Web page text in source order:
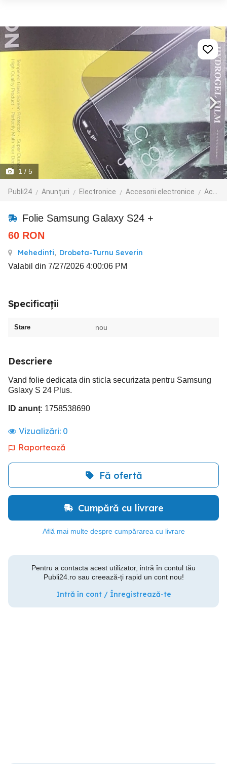
1 / 5
Publi24 Anunțuri Electronice Accesorii electronice Accesorii telefoane mobile
Folie Samsung Galaxy S24 +
60 RON
Mehedinti, Drobeta-Turnu Severin
Valabil din 7/27/2026 4:00:06 PM
Specificații
Stare nou
Descriere
Vand folie dedicata din sticla securizata pentru Samsung
Gslaxy S 24 Plus.
ID anunț: 1758538690
Vizualizări: 0
Raportează
Fă ofertă
Cumpără cu livrare
Află mai multe despre cumpărarea cu livrare
Pentru a contacta acest utilizator, intră în contul tău
Publi24.ro sau creează-ți rapid un cont nou!
Intră în cont / Înregistrează-te